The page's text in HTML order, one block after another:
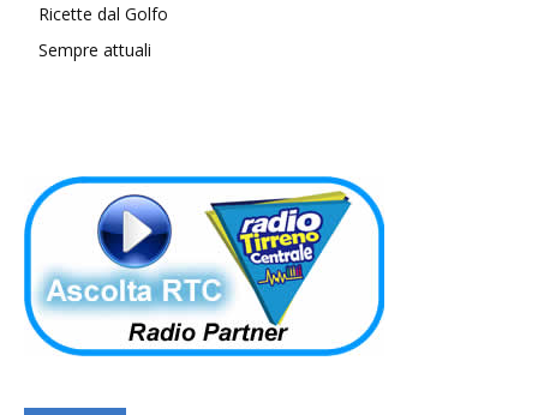
Ricette dal Golfo
Sempre attuali